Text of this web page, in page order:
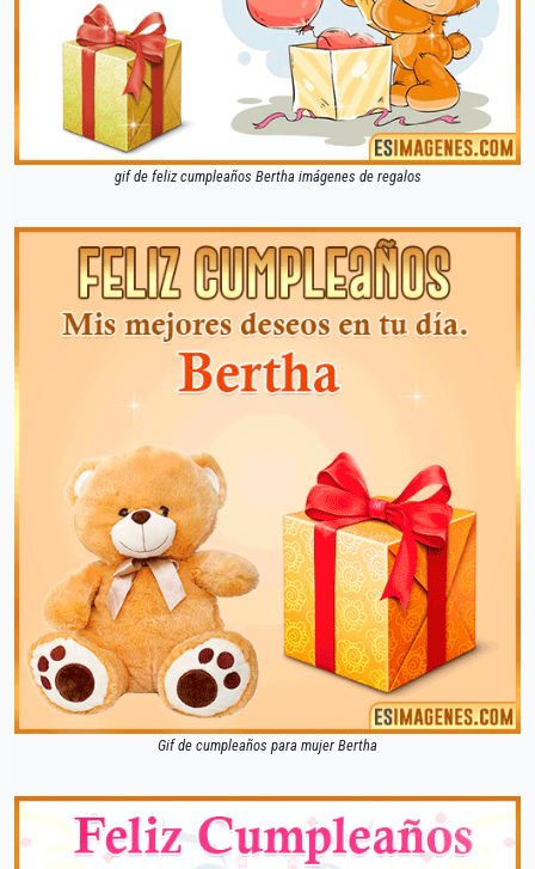
gif de feliz cumpleaños Bertha imágenes de regalos
Gif de cumpleaños para mujer Bertha